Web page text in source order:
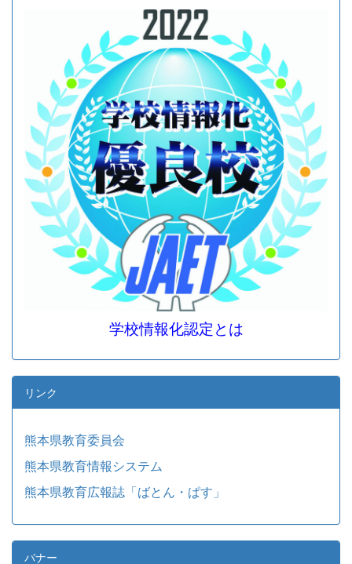
学校情報化認定とは
リンク
熊本県教育委員会
熊本県教育情報システム
熊本県教育広報誌「ばとん・ぱす」
バナー